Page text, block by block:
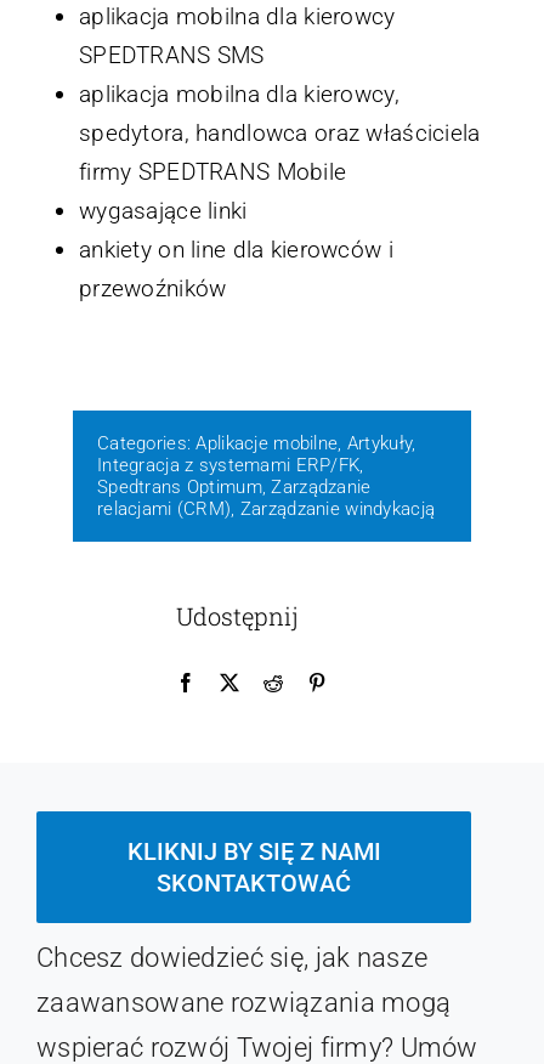
aplikacja mobilna dla kierowcy
SPEDTRANS SMS
aplikacja mobilna dla kierowcy,
spedytora, handlowca oraz właściciela
firmy SPEDTRANS Mobile
wygasające linki
ankiety on line dla kierowców i
przewoźników
Categories:Aplikacje mobilne, Artykuły,
Integracja z systemami ERP/FK,
Spedtrans Optimum,Zarządzanie
relacjami (CRM), Zarządzanie windykacją
Udostępnij
KLIKNIJ BY SIĘ Z NAMI
SKONTAKTOWAĆ
Chcesz dowiedzieć się, jak nasze
zaawansowane rozwiązania mogą
wspierać rozwój Twojej firmy? Umów